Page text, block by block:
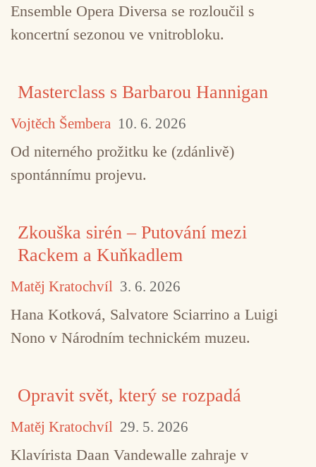
Ensemble Opera Diversa se rozloučil s
koncertní sezonou ve vnitrobloku.
Masterclass s Barbarou Hannigan
Vojtěch Šembera 10. 6. 2026
Od niterného prožitku ke (zdánlivě)
spontánnímu projevu.
Zkouška sirén – Putování mezi
Rackem a Kuňkadlem
Matěj Kratochvíl 3. 6. 2026
Hana Kotková, Salvatore Sciarrino a Luigi
Nono v Národním technickém muzeu.
Opravit svět, který se rozpadá
Matěj Kratochvíl 29. 5. 2026
Klavírista Daan Vandewalle zahraje v